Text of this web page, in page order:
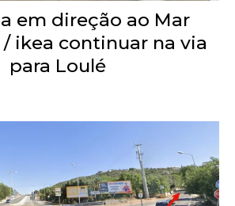
em direção ao Mar
ikea continuar na via
para Loulé